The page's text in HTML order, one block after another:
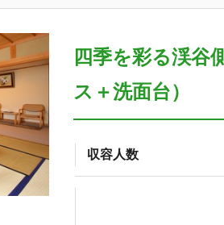
四季を彩る渓谷
ス＋洗面台）
収容人数